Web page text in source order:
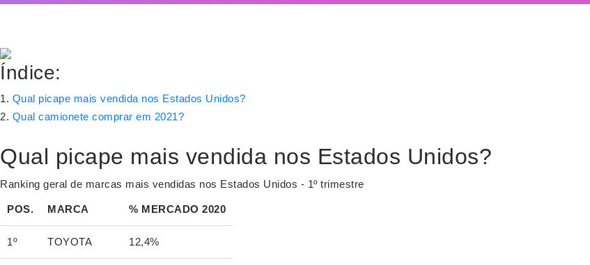
Índice:
Qual picape mais vendida nos Estados Unidos?
Qual camionete comprar em 2021?
Qual picape mais vendida nos Estados Unidos?
Ranking geral de marcas mais vendidas nos Estados Unidos - 1º trimestre
POS. MARCA % MERCADO 2020
1º TOYOTA 12,4%